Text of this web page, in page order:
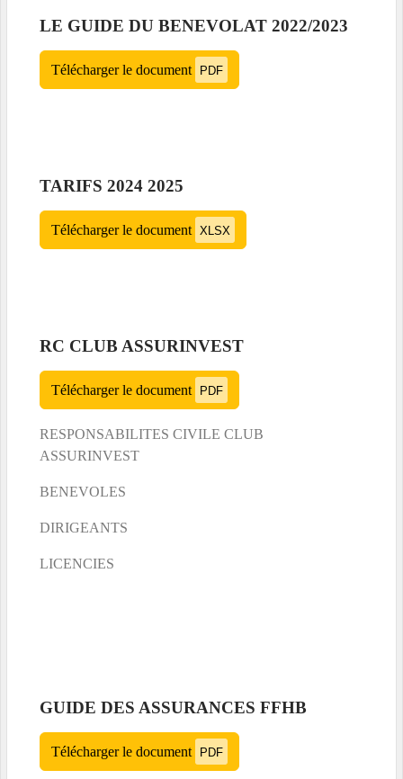
LE GUIDE DU BENEVOLAT 2022/2023
Télécharger le document PDF
TARIFS 2024 2025
Télécharger le document XLSX
RC CLUB ASSURINVEST
Télécharger le document PDF
RESPONSABILITES CIVILE CLUB
ASSURINVEST
BENEVOLES
DIRIGEANTS
LICENCIES
GUIDE DES ASSURANCES FFHB
Télécharger le document PDF